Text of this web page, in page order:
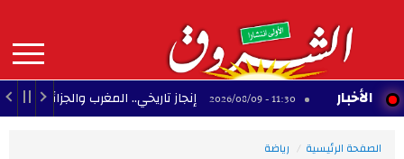
contenu
principal
MAIN
NAVIGATION الأخبار11:30 - 2026/08/09 إنجاز تاريخي.. المغرب والجزائر يحققان 3 مكاسب كبرى في كأس إفريقيا للسيدات
الصفحة الرئيسية
رياضة